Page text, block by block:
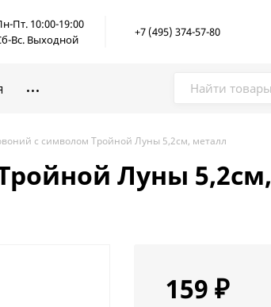
Пт. 10:00-19:00
Вс. Выходной
+7 (495) 374-57-80
с символом Тройной Луны 5,2см, металл
Луны 5,2см,
159 ₽